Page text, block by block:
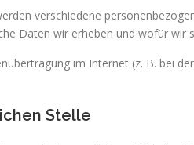
verschiedene
Daten wir erheben und wofür wir
im Internet (z. B. bei
Stelle